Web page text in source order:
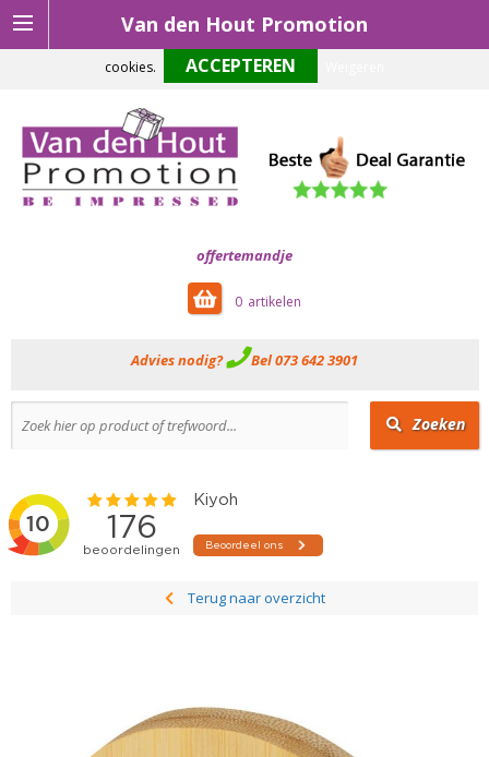
Van den Hout Promotion
offertemandje
0
Advies nodig? Bel 073 642 3901
Zoeken
Terug naar overzicht
Om onze website optimaal te laten functioneren maken wij gebruik van
cookies.